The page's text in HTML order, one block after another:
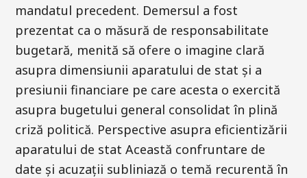
mandatul precedent. Demersul a fost
prezentat ca o măsură de responsabilitate
bugetară, menită să ofere o imagine clară
asupra dimensiunii aparatului de stat și a
presiunii financiare pe care acesta o exercită
asupra bugetului general consolidat în plină
criză politică. Perspective asupra eficientizării
aparatului de stat Această confruntare de
date și acuzații subliniază o temă recurentă în